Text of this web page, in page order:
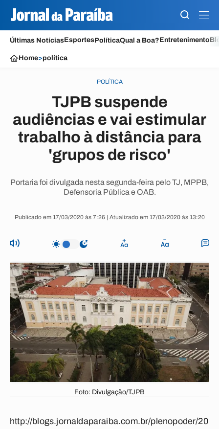
Últimas NotíciasEsportesPolíticaQual a Boa?Entretenimento
Home>política
POLÍTICA
TJPB suspende
audiências e vai estimular
trabalho à distância para
'grupos de risco'
Portaria foi divulgada nesta segunda-feira pelo TJ, MPPB,
Defensoria Pública e OAB.
Publicado em 17/03/2020 às 7:26 | Atualizado em 17/03/2020 às 13:20
Foto: Divulgação/TJPB
http://blogs.jornaldaparaiba.com.br/plenopoder/20